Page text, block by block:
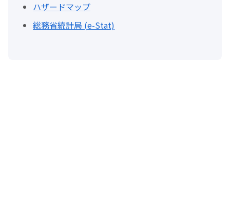
ハザードマップ
総務省統計局 (e-Stat)